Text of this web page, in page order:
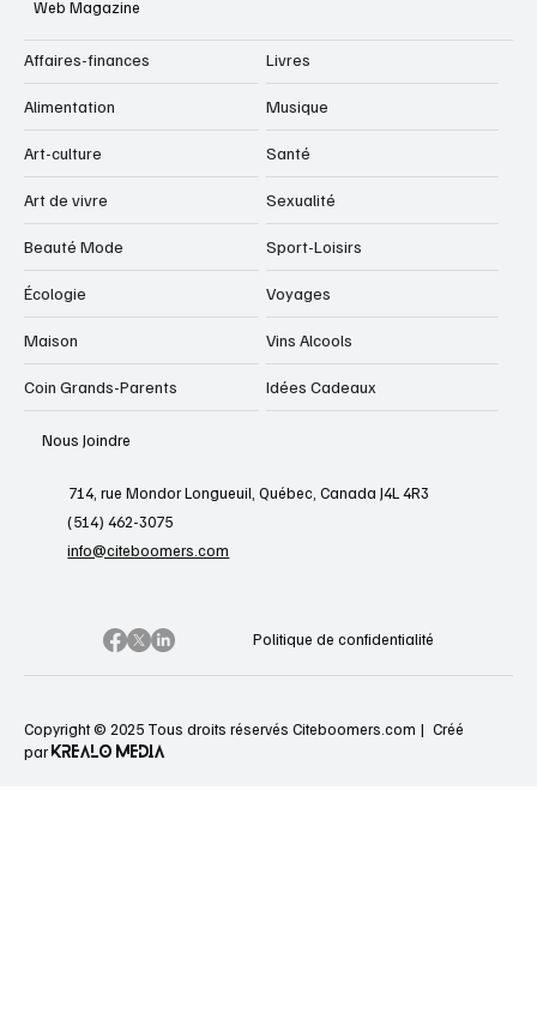
Web Magazine
Affaires-finances
Alimentation
Art-culture
Art de vivre
Beauté Mode
Écologie
Maison
Coin Grands-Parents
Livres
Musique
Santé
Sexualité
Sport-Loisirs
Voyages
Vins Alcools
Idées Cadeaux
Nous Joindre
714, rue Mondor Longueuil, Québec, Canada J4L 4R3
(514) 462-3075
info@citeboomers.com
Politique de confidentialité
Copyright © 2025 Tous droits réservés Citeboomers.com | Créé
par KREALO MEDIA